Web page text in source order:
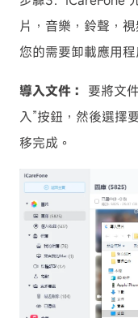
片，音樂，鈴聲，
您的需要卸載應用
導入文件： 要將文
入”按鈕，然後選擇
移完成。